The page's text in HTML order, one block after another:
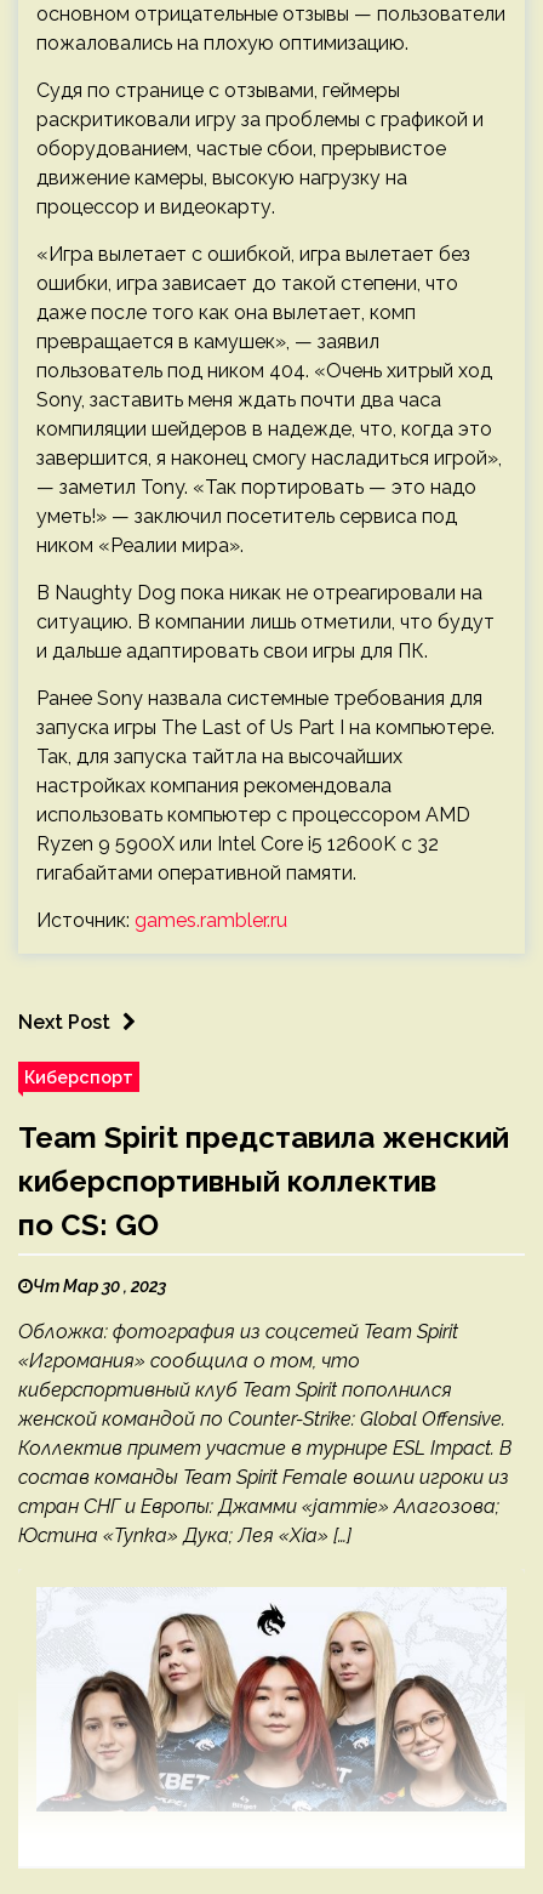
основном отрицательные отзывы — пользователи
пожаловались на плохую оптимизацию.
Судя по странице с отзывами, геймеры
раскритиковали игру за проблемы с графикой и
оборудованием, частые сбои, прерывистое
движение камеры, высокую нагрузку на
процессор и видеокарту.
«Игра вылетает с ошибкой, игра вылетает без
ошибки, игра зависает до такой степени, что
даже после того как она вылетает, комп
превращается в камушек», — заявил
пользователь под ником 404. «Очень хитрый ход
Sony, заставить меня ждать почти два часа
компиляции шейдеров в надежде, что, когда это
завершится, я наконец смогу насладиться игрой»,
— заметил Tony. «Так портировать — это надо
уметь!» — заключил посетитель сервиса под
ником «Реалии мира».
В Naughty Dog пока никак не отреагировали на
ситуацию. В компании лишь отметили, что будут
и дальше адаптировать свои игры для ПК.
Ранее Sony назвала системные требования для
запуска игры The Last of Us Part I на компьютере.
Так, для запуска тайтла на высочайших
настройках компания рекомендовала
использовать компьютер с процессором AMD
Ryzen 9 5900X или Intel Core i5 12600K с 32
гигабайтами оперативной памяти.
Источник: games.rambler.ru
Next Post
Киберспорт
Team Spirit представила женский
киберспортивный коллектив
по CS: GO
Чт Мар 30 , 2023
Обложка: фотография из соцсетей Team Spirit
«Игромания» сообщила о том, что
киберспортивный клуб Team Spirit пополнился
женской командой по Counter-Strike: Global Offensive.
Коллектив примет участие в турнире ESL Impact. В
состав команды Team Spirit Female вошли игроки из
стран СНГ и Европы: Джамми «jammie» Алагозова;
Юстина «Tynka» Дука; Лея «Xia» […]